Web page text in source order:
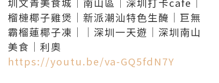
榴槤椰子雞煲｜新派潮汕特色生醃｜巨無
霸榴蓮椰子凍｜｜深圳一天遊｜深圳南山
https://youtu.be/va-GQ5fdN7Y